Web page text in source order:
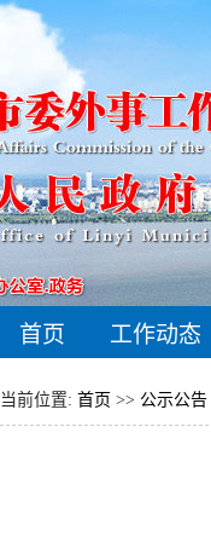
首页 工作动态
当前位置: 首页 >> 公示公告